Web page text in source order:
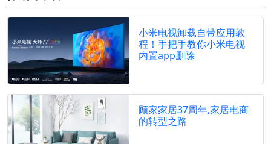
小米电视卸载自带应用教
程！手把手教你小米电视
内置app删除
顾家家居37周年,家居电商
的转型之路